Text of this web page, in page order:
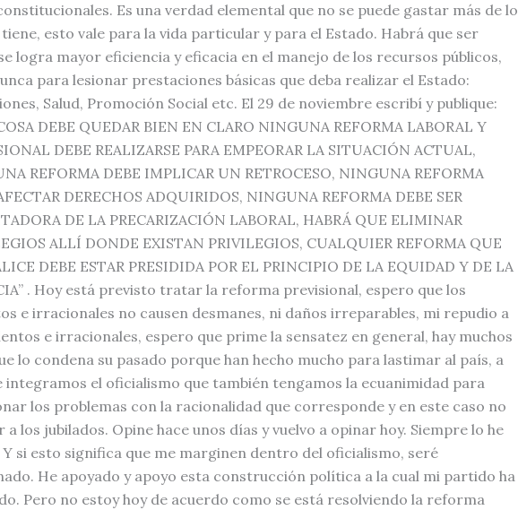
Es una verdad elemental que no se puede gastar más de lo
tiene, esto vale para la vida particular y para el Estado. Habrá que ser
logra mayor eficiencia y eficacia en el manejo de los recursos públicos,
para lesionar prestaciones básicas que deba realizar el Estado:
Salud, Promoción Social etc. El 29 de noviembre escribí y publique:
DEBE QUEDAR BIEN EN CLARO NINGUNA REFORMA LABORAL Y
DEBE REALIZARSE PARA EMPEORAR LA SITUACIÓN ACTUAL,
REFORMA DEBE IMPLICAR UN RETROCESO, NINGUNA REFORMA
DERECHOS ADQUIRIDOS, NINGUNA REFORMA DEBE SER
DE LA PRECARIZACIÓN LABORAL, HABRÁ QUE ELIMINAR
ALLÍ DONDE EXISTAN PRIVILEGIOS, CUALQUIER REFORMA QUE
DEBE ESTAR PRESIDIDA POR EL PRINCIPIO DE LA EQUIDAD Y DE LA
. Hoy está previsto tratar la reforma previsional, espero que los
e irracionales no causen desmanes, ni daños irreparables, mi repudio a
e irracionales, espero que prime la sensatez en general, hay muchos
lo condena su pasado porque han hecho mucho para lastimar al país, a
integramos el oficialismo que también tengamos la ecuanimidad para
los problemas con la racionalidad que corresponde y en este caso no
a los jubilados. Opine hace unos días y vuelvo a opinar hoy. Siempre lo he
Y si esto significa que me marginen dentro del oficialismo, seré
He apoyado y apoyo esta construcción política a la cual mi partido ha
Pero no estoy hoy de acuerdo como se está resolviendo la reforma